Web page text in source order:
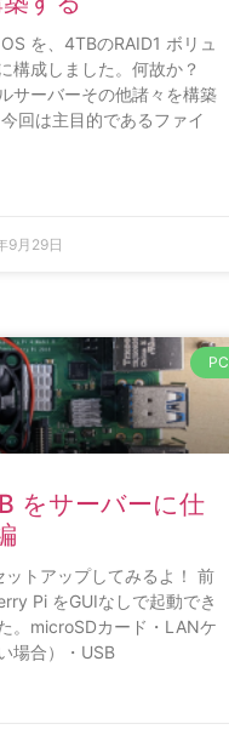
を、4TBのRAID1 ボリュ
構成しました。何故か？
サーバーその他諸々を構築
回は主目的であるファイ
9月29日
PC
をサーバーに仕
トアップしてみるよ！ 前
Pi をGUIなしで起動でき
。microSDカード・LANケ
場合）・USB